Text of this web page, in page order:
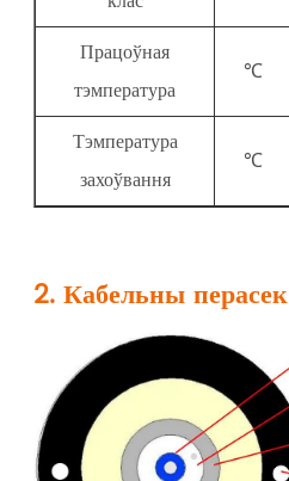
Працоўная
тэмпература
℃
Тэмпература
захоўвання
℃
2. Кабельны перасек